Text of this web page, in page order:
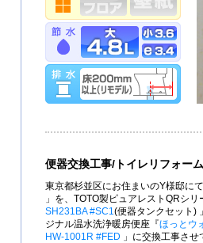
便器交換工事/トイレリフォーム
東京都杉並区にお住まいのY様邸に
」を、TOTO製ピュアレストQRシ
SH231BA #SC1(便器タンクセット)
ジナル温水洗浄暖房便座『ほっとウ
HW-1001R #FED 」に交換工事さ